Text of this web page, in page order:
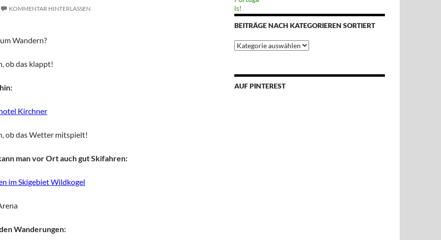
KOMMENTAR HINTERLASSEN
Wandern?
ob das klappt!
Kirchner
ob das Wetter mitspielt!
man vor Ort auch gut Skifahren:
im Skigebiet Wildkogel
Wanderungen:
BEITRÄGE NACH KATEGORIEREN SORTIERT
Beiträge
nach
AUF PINTEREST